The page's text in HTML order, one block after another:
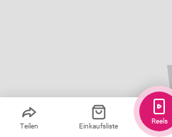
Teilen Einkaufsliste
Reels